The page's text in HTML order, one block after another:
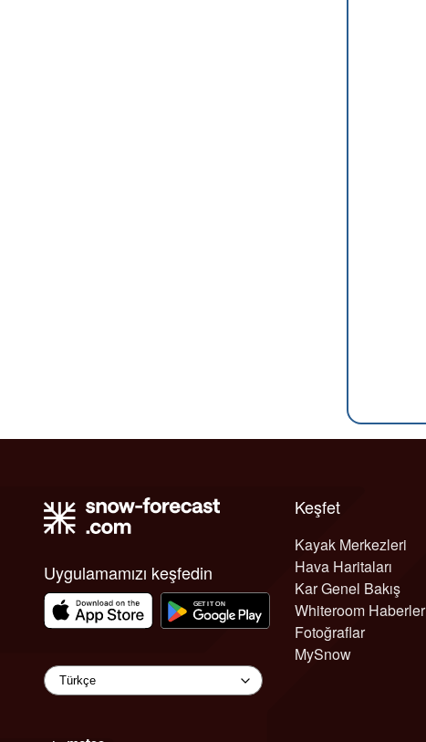
Uygulamamızı keşfedin
Keşfet
Kayak Merkezleri
Hava Haritaları
Kar Genel Bakış
Whiteroom Haberler
Fotoğraflar
MySnow